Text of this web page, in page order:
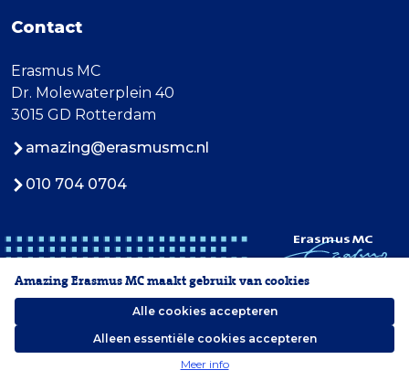
Contact
Erasmus MC
Dr. Molewaterplein 40
3015 GD Rotterdam
amazing@erasmusmc.nl
010 704 0704
2026 Erasmus MC
Amazing Erasmus MC maakt gebruik van cookies
Alle cookies accepteren
Alleen essentiële cookies accepteren
Meer info